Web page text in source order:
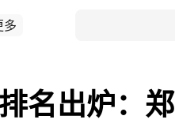
多
名出炉：郑